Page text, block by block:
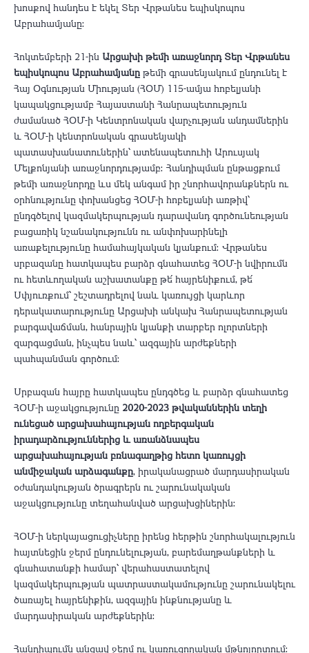
խոսքով հանդես է եկել Տեր Վրթանես եպիսկոպոս
Աբրահամյանը։
Հոկտեմբերի 21-ին Արցախի թեմի առաջնորդ Տեր Վրթանես
եպիսկոպոս Աբրահամյանը թեմի գրասենյակում ընդունել է
Հայ Օգնության Միության (ՀՕՄ) 115-ամյա հոբելյանի
կապակցությամբ Հայաստանի Հանրապետություն
ժամանած ՀՕՄ-ի Կենտրոնական վարչության անդամներին
և ՀՕՄ-ի կենտրոնական գրասենյակի
պատասխանատուներին՝ ատենապետուհի Արուսյակ
Մելքոնյանի առաջնորդությամբ։ Հանդիպման ընթացքում
թեմի առաջնորդը ևս մեկ անգամ իր շնորհավորանքներն ու
օրհնությունը փոխանցեց ՀՕՄ-ի հոբելյանի առթիվ՝
ընդգծելով կազմակերպության դարավանդ գործունեության
բացառիկ նշանակությունն ու անփոխարինելի
առաքելությունը համահայկական կյանքում։ Վրթանես
սրբազանը հատկապես բարձր գնահատեց ՀՕՄ-ի նվիրումն
ու հետևողական աշխատանքը թե՛ հայրենիքում, թե՛
Սփյուռքում՝ շեշտադրելով նաև կառույցի կարևոր
դերակատարությունը Արցախի անկախ Հանրապետության
բարգավաճման, հանրային կյանքի տարբեր ոլորտների
զարգացման, ինչպես նաև՝ ազգային արժեքների
պահպանման գործում։
Սրբազան հայրը հատկապես ընդգծեց և բարձր գնահատեց
ՀՕՄ-ի աջակցությունը 2020-2023 թվականներին տեղի
ունեցած արցախահայության ողբերգական
իրադարձություններից և առանձնապես
արցախահայության բռնագաղթից հետո կառույցի
անմիջական արձագանքը, իրականացրած մարդասիրական
օժանդակության ծրագրերն ու շարունակական
աջակցությունը տեղահանված արցախցիներին։
ՀՕՄ-ի ներկայացուցիչները իրենց հերթին շնորհակալություն
հայտնեցին ջերմ ընդունելության, բարեմաղթանքների և
գնահատանքի համար՝ վերահաստատելով
կազմակերպության պատրաստակամությունը շարունակելու
ծառայել հայրենիքին, ազգային ինքնությանը և
մարդասիրական արժեքներին։
Հանդիպումն անցավ ջերմ ու կառուցողական մթնոլորտում։